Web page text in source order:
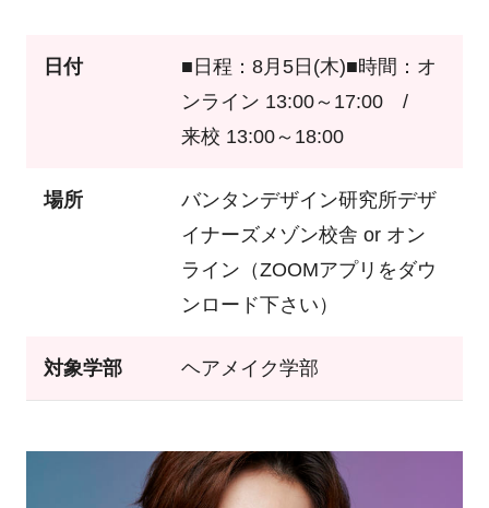
日付
■日程：8月5日(木)■時間：オ
ンライン 13:00～17:00 /
来校 13:00～18:00
場所
バンタンデザイン研究所デザ
イナーズメゾン校舎 or オン
ライン（ZOOMアプリをダウ
ンロード下さい）
対象学部 ヘアメイク学部